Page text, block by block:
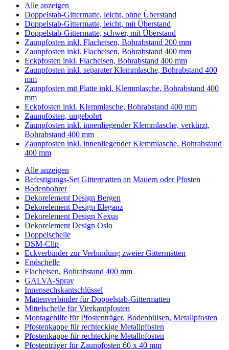
Alle anzeigen
Doppelstab-Gittermatte, leicht, ohne Überstand
Doppelstab-Gittermatte, leicht, mit Überstand
Doppelstab-Gittermatte, schwer, mit Überstand
Zaunpfosten inkl. Flacheisen, Bohrabstand 200 mm
Zaunpfosten inkl. Flacheisen, Bohrabstand 400 mm
Eckpfosten inkl. Flacheisen, Bohrabstand 400 mm
Zaunpfosten inkl. separater Klemmlasche, Bohrabstand 400
mm
Zaunpfosten mit Platte inkl. Klemmlasche, Bohrabstand 400
mm
Eckpfosten inkl. Klemmlasche, Bohrabstand 400 mm
Zaunpfosten, ungebohrt
Zaunpfosten inkl. innenliegender Klemmlasche, verkürzt,
Bohrabstand 400 mm
Zaunpfosten inkl. innenliegender Klemmlasche, Bohrabstand
400 mm
Alle anzeigen
Befestigungs-Set Gittermatten an Mauern oder Pfosten
Bodenbohrer
Dekorelement Design Bergen
Dekorelement Design Eleganz
Dekorelement Design Nexus
Dekorelement Design Oslo
Doppelschelle
DSM-Clip
Eckverbinder zur Verbindung zweier Gittermatten
Endschelle
Flacheisen, Bohrabstand 400 mm
GALVA-Spray
Innensechskantschlüssel
Mattenverbinder für Doppelstab-Gittermatten
Mittelschelle für Vierkantpfosten
Montagehilfe für Pfostenträger, Bodenhülsen, Metallpfosten
Pfostenkappe für rechteckige Metallpfosten
Pfostenkappe für rechteckige Metallpfosten
Pfostenträger für Zaunpfosten 60 x 40 mm